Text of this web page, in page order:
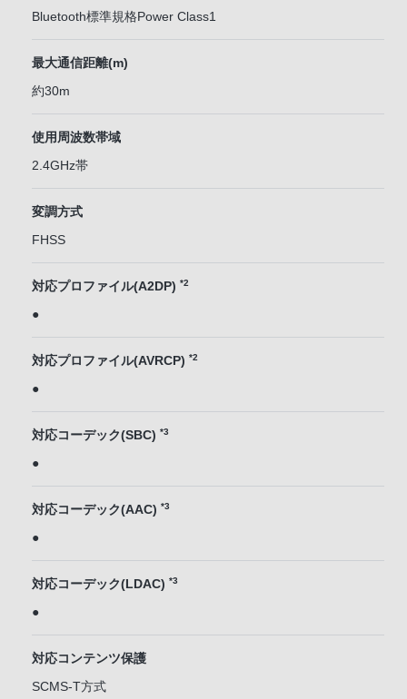
Bluetooth標準規格Power Class1
最大通信距離(m)
約30m
使用周波数帯域
2.4GHz帯
変調方式
FHSS
対応プロファイル(A2DP) *2
●
対応プロファイル(AVRCP) *2
●
対応コーデック(SBC) *3
●
対応コーデック(AAC) *3
●
対応コーデック(LDAC) *3
●
対応コンテンツ保護
SCMS-T方式